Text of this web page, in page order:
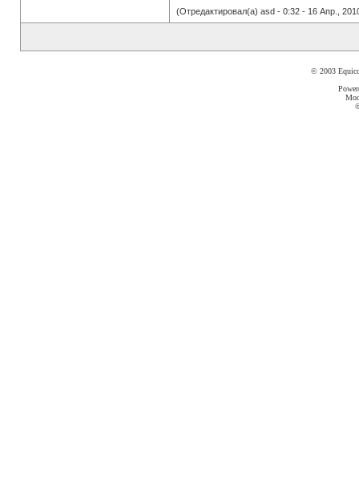
(Отредактировал(а) asd - 0:32 - 16 Апр.,
© 2003